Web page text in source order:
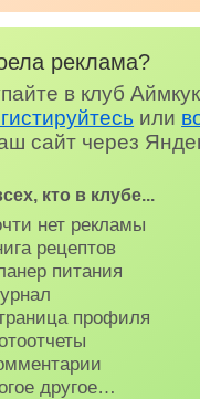
реклама?
в клуб
или
сайт через
кто в клубе...
нет рекламы
рецептов
питания
профиля
другое…